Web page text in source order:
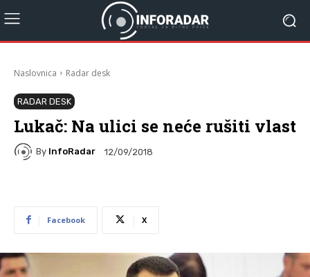
Naslovnica Radar desk
RADAR DESK
Lukač: Na ulici se neće rušiti vlast
By InfoRadar 12/09/2018
Facebook X